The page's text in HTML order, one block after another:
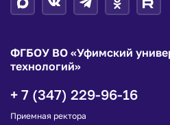
ФГБОУ ВО «Уфимский
технологий»
+ 7 (347) 229-96-16
Приемная ректора